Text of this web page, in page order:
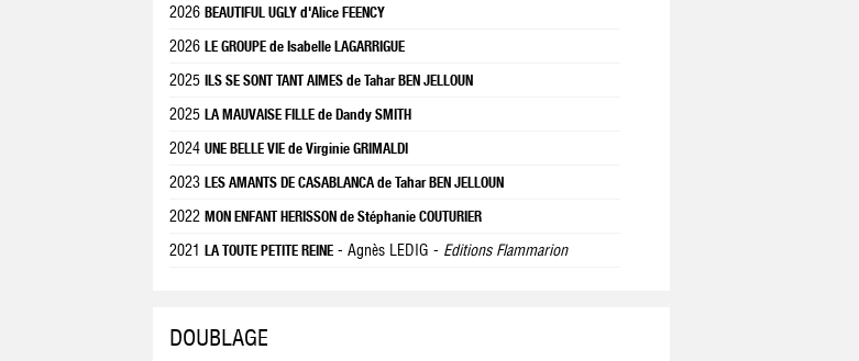
2026 BEAUTIFUL UGLY d'Alice FEENCY
2026 LE GROUPE de Isabelle LAGARRIGUE
2025 ILS SE SONT TANT AIMES de Tahar BEN JELLOUN
2025 LA MAUVAISE FILLE de Dandy SMITH
2024 UNE BELLE VIE de Virginie GRIMALDI
2023 LES AMANTS DE CASABLANCA de Tahar BEN JELLOUN
2022 MON ENFANT HERISSON de Stéphanie COUTURIER
2021 LA TOUTE PETITE REINE - Agnès LEDIG - Editions Flammarion
DOUBLAGE